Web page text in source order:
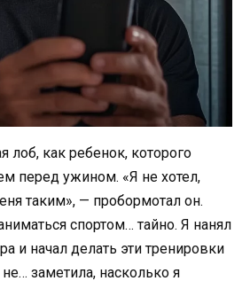
лоб, как ребенок, которого
перед ужином. «Я не хотел,
таким», — пробормотал он.
спортом… тайно. Я нанял
и начал делать эти тренировки
заметила, насколько я